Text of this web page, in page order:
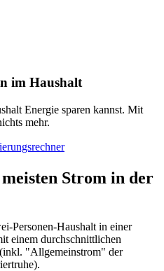
im Haushalt
Energie sparen kannst. Mit
mehr.
Strom in der
Personen-Haushalt in einer
einem durchschnittlichen
"Allgemeinstrom" der